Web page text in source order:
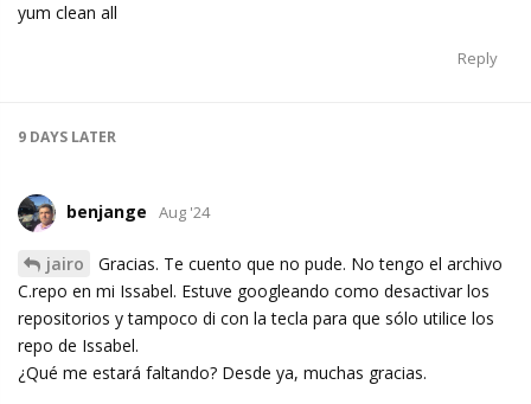
yum clean all
Reply
9 DAYS LATER
benjange Aug '24
jairo
Gracias. Te cuento que no pude. No tengo el archivo
C.repo en mi Issabel. Estuve googleando como desactivar los
repositorios y tampoco di con la tecla para que sólo utilice los
repo de Issabel.
¿Qué me estará faltando? Desde ya, muchas gracias.